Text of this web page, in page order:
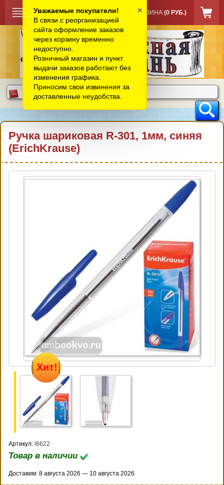
КОРЗИНА (0 РУБ.)
Ручка шариковая R-301, 1мм, синяя
(ErichKrause)
Хит!
Артикул: l6622
Товар в наличии
Доставим: 8 августа 2026 — 10 августа 2026
Уважаемые покупатели!
В связи с реорганизацией
сайта оформление заказов
через корзину временно
недоступно.
Розничный магазин и пункт
выдачи заказов работают без
изменения графика.
Приносим свои извинения за
доставленные неудобства.
×